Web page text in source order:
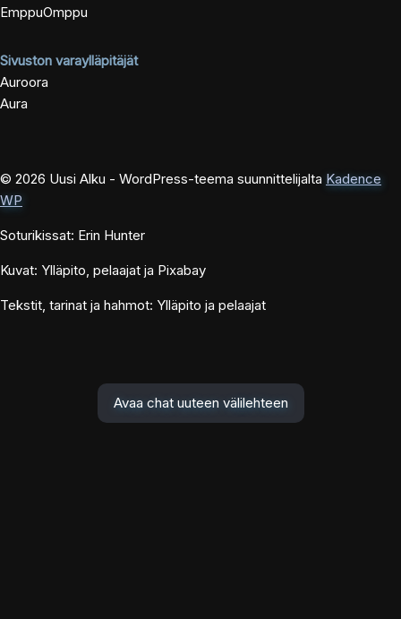
EmppuOmppu
Sivuston varaylläpitäjät
Auroora
Aura
© 2026 Uusi Alku - WordPress-teema suunnittelijalta Kadence
WP
Soturikissat: Erin Hunter
Kuvat: Ylläpito, pelaajat ja Pixabay
Tekstit, tarinat ja hahmot: Ylläpito ja pelaajat
Avaa chat uuteen välilehteen